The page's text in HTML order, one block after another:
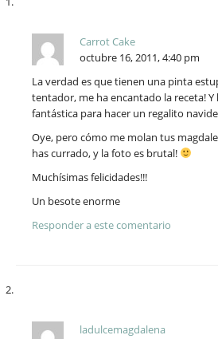
Carrot Cake
octubre 16, 2011, 4:40 pm
La verdad es que tienen una pinta
tentador, me ha encantado la receta! Y
fantástica para hacer un regalito
Oye, pero cómo me molan tus
has currado, y la foto es brutal!
Muchísimas felicidades!!!
Un besote enorme
Responder a este comentario
ladulcemagdalena